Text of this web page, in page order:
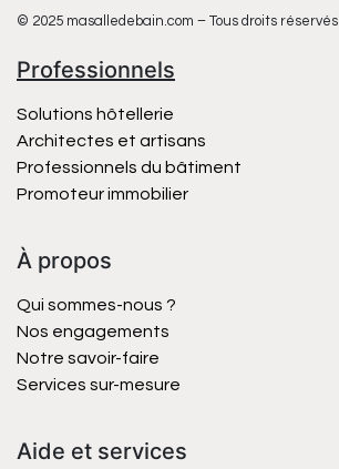
© 2025 masalledebain.com – Tous droits réservés
Professionnels
Solutions hôtellerie
Architectes et artisans
Professionnels du bâtiment
Promoteur immobilier
À propos
Qui sommes-nous ?
Nos engagements
Notre savoir-faire
Services sur-mesure
Aide et services